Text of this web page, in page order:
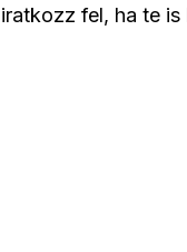
fel, ha te